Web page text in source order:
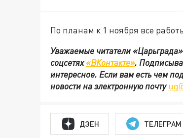
По планам к 1 ноября все
Уважаемые читатели
соцсетях«ВКонтакте».
интересное. Если вам есть чем
новости на электронную почту
ДЗЕН ТЕЛЕГРАМ